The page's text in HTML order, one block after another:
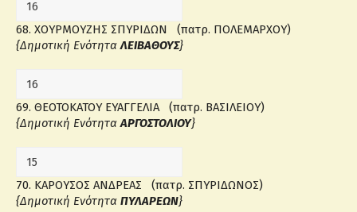
68. ΧΟΥΡΜΟΥΖΗΣ ΣΠΥΡΙΔΩΝ (πατρ. ΠΟΛΕΜΑΡΧΟΥ)
{Δημοτική ΕνότηταΛΕΙΒΑΘΟΥΣ}
69. ΘΕΟΤΟΚΑΤΟΥ ΕΥΑΓΓΕΛΙΑ (πατρ. ΒΑΣΙΛΕΙΟΥ)
{Δημοτική ΕνότηταΑΡΓΟΣΤΟΛΙΟΥ}
70. ΚΑΡΟΥΣΟΣ ΑΝΔΡΕΑΣ (πατρ. ΣΠΥΡΙΔΩΝΟΣ)
{Δημοτική Ενότητα ΠΥΛΑΡΕΩΝ}